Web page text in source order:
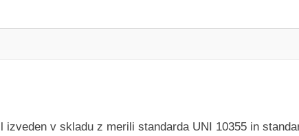
v skladu z merili standarda UNI 10355 in